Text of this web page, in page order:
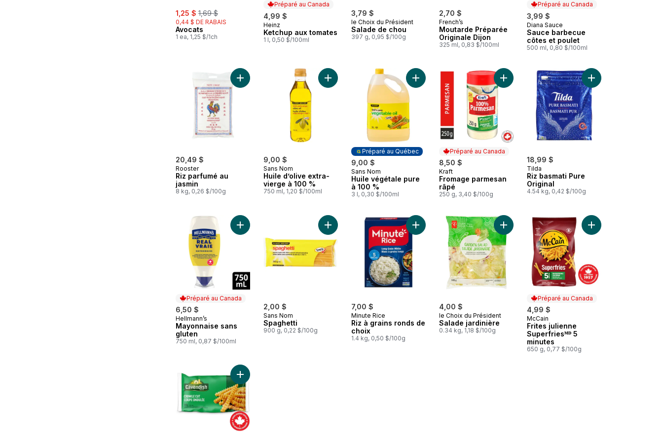
sale:
1,25 $ , formerly:
1,69 $
0,44 $ DE RABAIS
Avocats
1 ea, 1,25 $/1ch
Préparé au Canada
4,99 $
Préparé au Canada
Heinz
Ketchup aux tomates
1 l, 0,50 $/100ml
3,79 $
le Choix du Président
Salade de chou
397 g, 0,95 $/100g
2,70 $
French’s
Moutarde Préparée
Originale Dijon
325 ml, 0,83 $/100ml
Préparé au Canada
3,99 $
Préparé au Canada
Diana Sauce
Sauce barbecue
côtes et poulet
500 ml, 0,80 $/100ml
20,49 $
Rooster
Riz parfumé au
jasmin
8 kg, 0,26 $/100g
Ajouter Riz parfumé au jasmin au panier
9,00 $
Sans Nom
Huile d’olive extra-
vierge à 100 %
750 ml, 1,20 $/100ml
Ajouter Huile d’olive extra-vierge à 100 % au panier
Préparé au Québec
9,00 $
Préparé au Québec
Sans Nom
Huile végétale pure
à 100 %
3 l, 0,30 $/100ml
Ajouter Huile végétale pure à 100 % au panier
Préparé au Canada
8,50 $
Préparé au Canada
Kraft
Fromage parmesan
râpé
250 g, 3,40 $/100g
Ajouter Fromage parmesan râpé au panier
18,99 $
Tilda
Riz basmati Pure
Original
4.54 kg, 0,42 $/100g
Ajouter Riz basmati
Préparé au Canada
6,50 $
Préparé au Canada
Hellmann’s
Mayonnaise sans
gluten
750 ml, 0,87 $/100ml
Ajouter Mayonnaise sans gluten au panier
2,00 $
Sans Nom
Spaghetti
900 g, 0,22 $/100g
Ajouter Spaghetti au panier
7,00 $
Minute Rice
Riz à grains ronds de
choix
1.4 kg, 0,50 $/100g
Ajouter Riz à grains ronds de choix au panier
4,00 $
le Choix du Président
Salade jardinière
0.34 kg, 1,18 $/100g
Ajouter Salade jardinière au panier
Préparé au Canada
4,99 $
Préparé au Canada
McCain
Frites julienne
Superfriesᴹᴰ 5
minutes
650 g, 0,77 $/100g
Ajouter Frites